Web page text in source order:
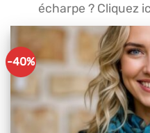
écharpe ? Cliquez
-40%